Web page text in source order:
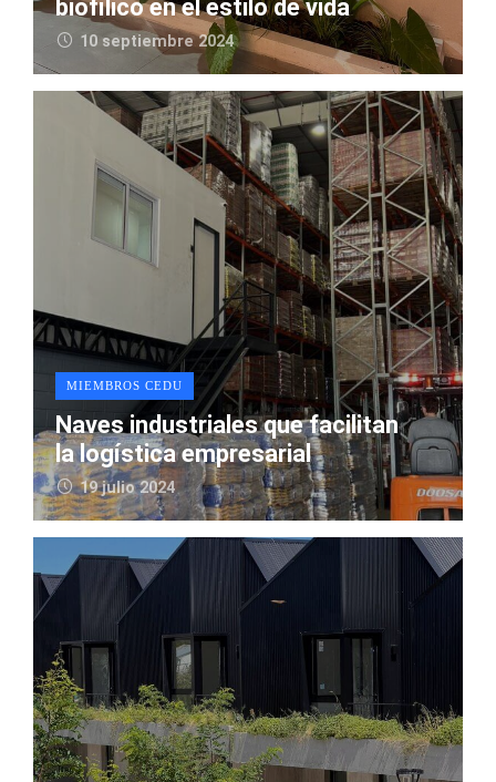
biofílico en el estilo de vida
10 septiembre 2024
MIEMBROS CEDU
Naves industriales que facilitan
la logística empresarial
19 julio 2024